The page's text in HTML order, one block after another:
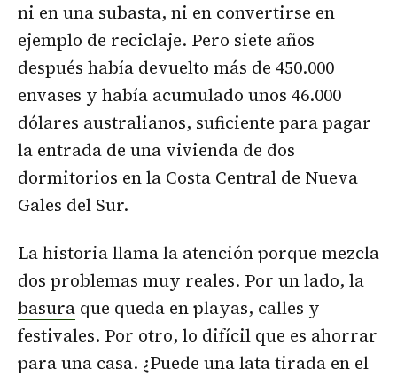
ni en una subasta, ni en convertirse en
ejemplo de reciclaje. Pero siete años
después había devuelto más de 450.000
envases y había acumulado unos 46.000
dólares australianos, suficiente para pagar
la entrada de una vivienda de dos
dormitorios en la Costa Central de Nueva
Gales del Sur.
La historia llama la atención porque mezcla
dos problemas muy reales. Por un lado, la
basura que queda en playas, calles y
festivales. Por otro, lo difícil que es ahorrar
para una casa. ¿Puede una lata tirada en el